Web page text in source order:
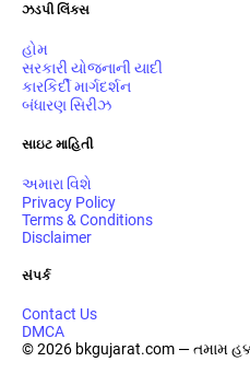
ઝડપી લિંક્સ
હોમ
સરકારી યોજનાની યાદી
કારકિર્દી માર્ગદર્શન
બંધારણ સિરીઝ
સાઇટ માહિતી
અમારા વિશે
Privacy Policy
Terms & Conditions
Disclaimer
સંપર્ક
Contact Us
DMCA
© 2026 bkgujarat.com — તમામ